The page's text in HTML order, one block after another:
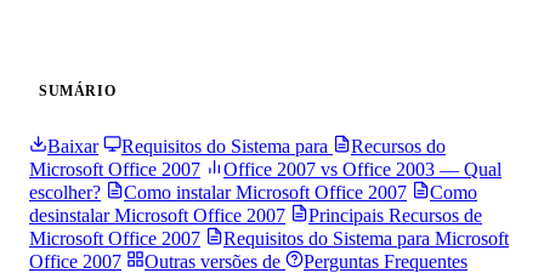
SUMÁRIO
Baixar Requisitos do Sistema para
Recursos do
Microsoft Office 2007
Office 2007 vs Office 2003 — Qual
escolher?
Como instalar Microsoft Office 2007
Como
desinstalar Microsoft Office 2007
Principais Recursos de
Microsoft Office 2007
Requisitos do Sistema para Microsoft
Office 2007
Outras versões de
Perguntas Frequentes